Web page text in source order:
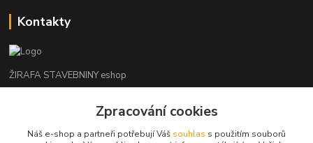
Kontakty
ŽIRAFA STAVEBNINY eshop
+420 312 685 342Zpracování cookies
Náš e-shop a partneři potřebují Váš souhlas s použitím souborů